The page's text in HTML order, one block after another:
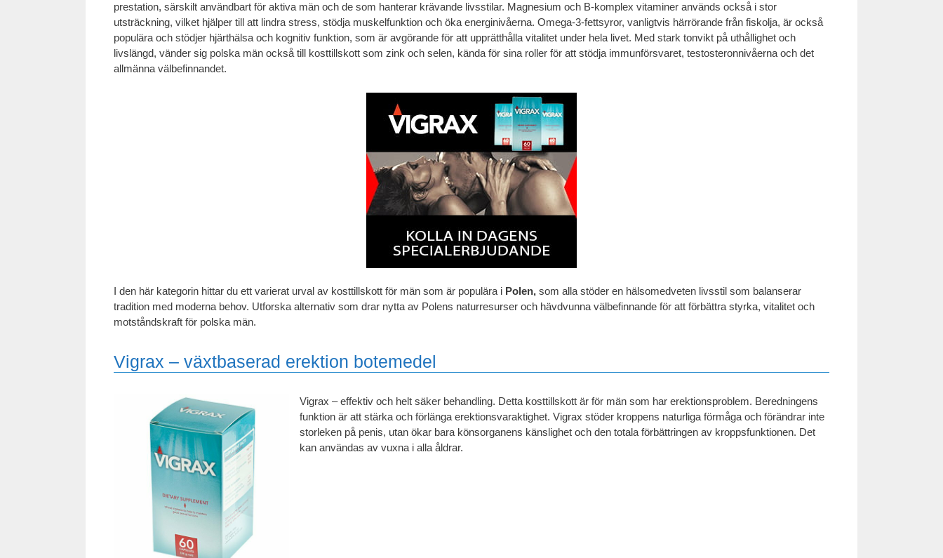
prestation, särskilt användbart för aktiva män och de som hanterar krävande livsstilar. Magnesium och B-komplex vitaminer används också i stor
utsträckning, vilket hjälper till att lindra stress, stödja muskelfunktion och öka energinivåerna. Omega-3-fettsyror, vanligtvis härrörande från fiskolja, är också
populära och stödjer hjärthälsa och kognitiv funktion, som är avgörande för att upprätthålla vitalitet under hela livet. Med stark tonvikt på uthållighet och
livslängd, vänder sig polska män också till kosttillskott som zink och selen, kända för sina roller för att stödja immunförsvaret, testosteronnivåerna och det
allmänna välbefinnandet.
I den här kategorin hittar du ett varierat urval av kosttillskott för män som är populära i Polen, som alla stöder en hälsomedveten livsstil som balanserar
tradition med moderna behov. Utforska alternativ som drar nytta av Polens naturresurser och hävdvunna välbefinnande för att förbättra styrka, vitalitet och
motståndskraft för polska män.
Vigrax – växtbaserad erektion botemedel
Vigrax – effektiv och helt säker behandling. Detta kosttillskott är för män som har erektionsproblem. Beredningens
funktion är att stärka och förlänga erektionsvaraktighet. Vigrax stöder kroppens naturliga förmåga och förändrar inte
storleken på penis, utan ökar bara könsorganens känslighet och den totala förbättringen av kroppsfunktionen. Det
kan användas av vuxna i alla åldrar.